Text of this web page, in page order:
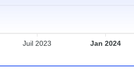
Juil 2023 Jan 2024